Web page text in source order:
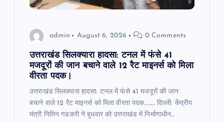
admin August 6, 2026 0 Comments
उत्तराखंड सिलक्यारा हादसा: टनल में फंसे 41
मजदूरों की जान बचाने वाले 12 रैट माइनर्स को मिला
वीरता पदक।
उत्तराखंड सिलक्यारा हादसा: टनल में फंसे 41 मजदूरों की जान
बचाने वाले 12 रैट माइनर्स को मिला वीरता पदक……… दिल्ली: केंद्रीय
मंत्री नितिन गडकरी ने बुधवार को उत्तराखंड में निर्माणाधीन…